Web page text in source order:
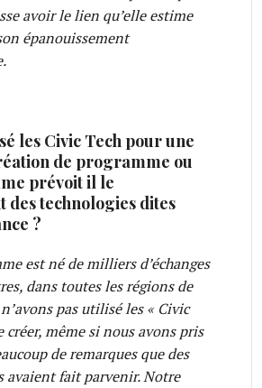
avoir le lien qu’elle estime
épanouissement
les Civic Tech pour une
de programme ou
prévoit il le
des technologies dites
?
est né de milliers d’échanges
dans toutes les régions de
pas utilisé les « Civic
créer, même si nous avons pris
de remarques que des
avaient fait parvenir. Notre